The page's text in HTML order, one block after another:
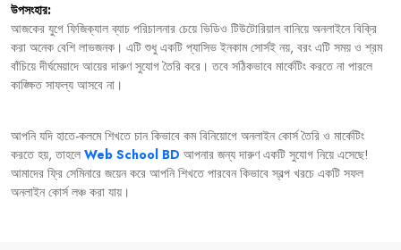
উপসংহার:
আজকের যুগে ফিজিক্যাল ব্যাচ পরিচালনার চেয়ে ভিডিও টিউটোরিয়াল বানিয়ে অনলাইনে বিক্রি
করা অনেক বেশি লাভজনক। এটি শুধু একটি প্যাসিভ ইনকাম সোর্সই নয়, বরং এটি সময় ও শ্রম
বাঁচিয়ে দীর্ঘমেয়াদে আয়ের দারুণ সুযোগ তৈরি করে। তবে সঠিকভাবে মার্কেটিং করতে না পারলে
কাঙ্ক্ষিত সাফল্য আসবে না।
আপনি যদি হাতে-কলমে শিখতে চান কিভাবে কম বিনিয়োগে অনলাইন কোর্স তৈরি ও মার্কেটিং
করতে হয়,তাহলে Web School BD আপনার জন্য দারুণ একটি সুযোগ নিয়ে এসেছে!
আমাদের ফ্রি সেমিনারে জয়েন করে আপনি শিখতে পারবেন কিভাবে স্বল্প খরচে একটি সফল
অনলাইন কোর্স লঞ্চ করা যায়।